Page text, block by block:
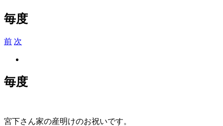
毎度
前 次
Image
毎度
宮下さん家の産明けのお祝いです。